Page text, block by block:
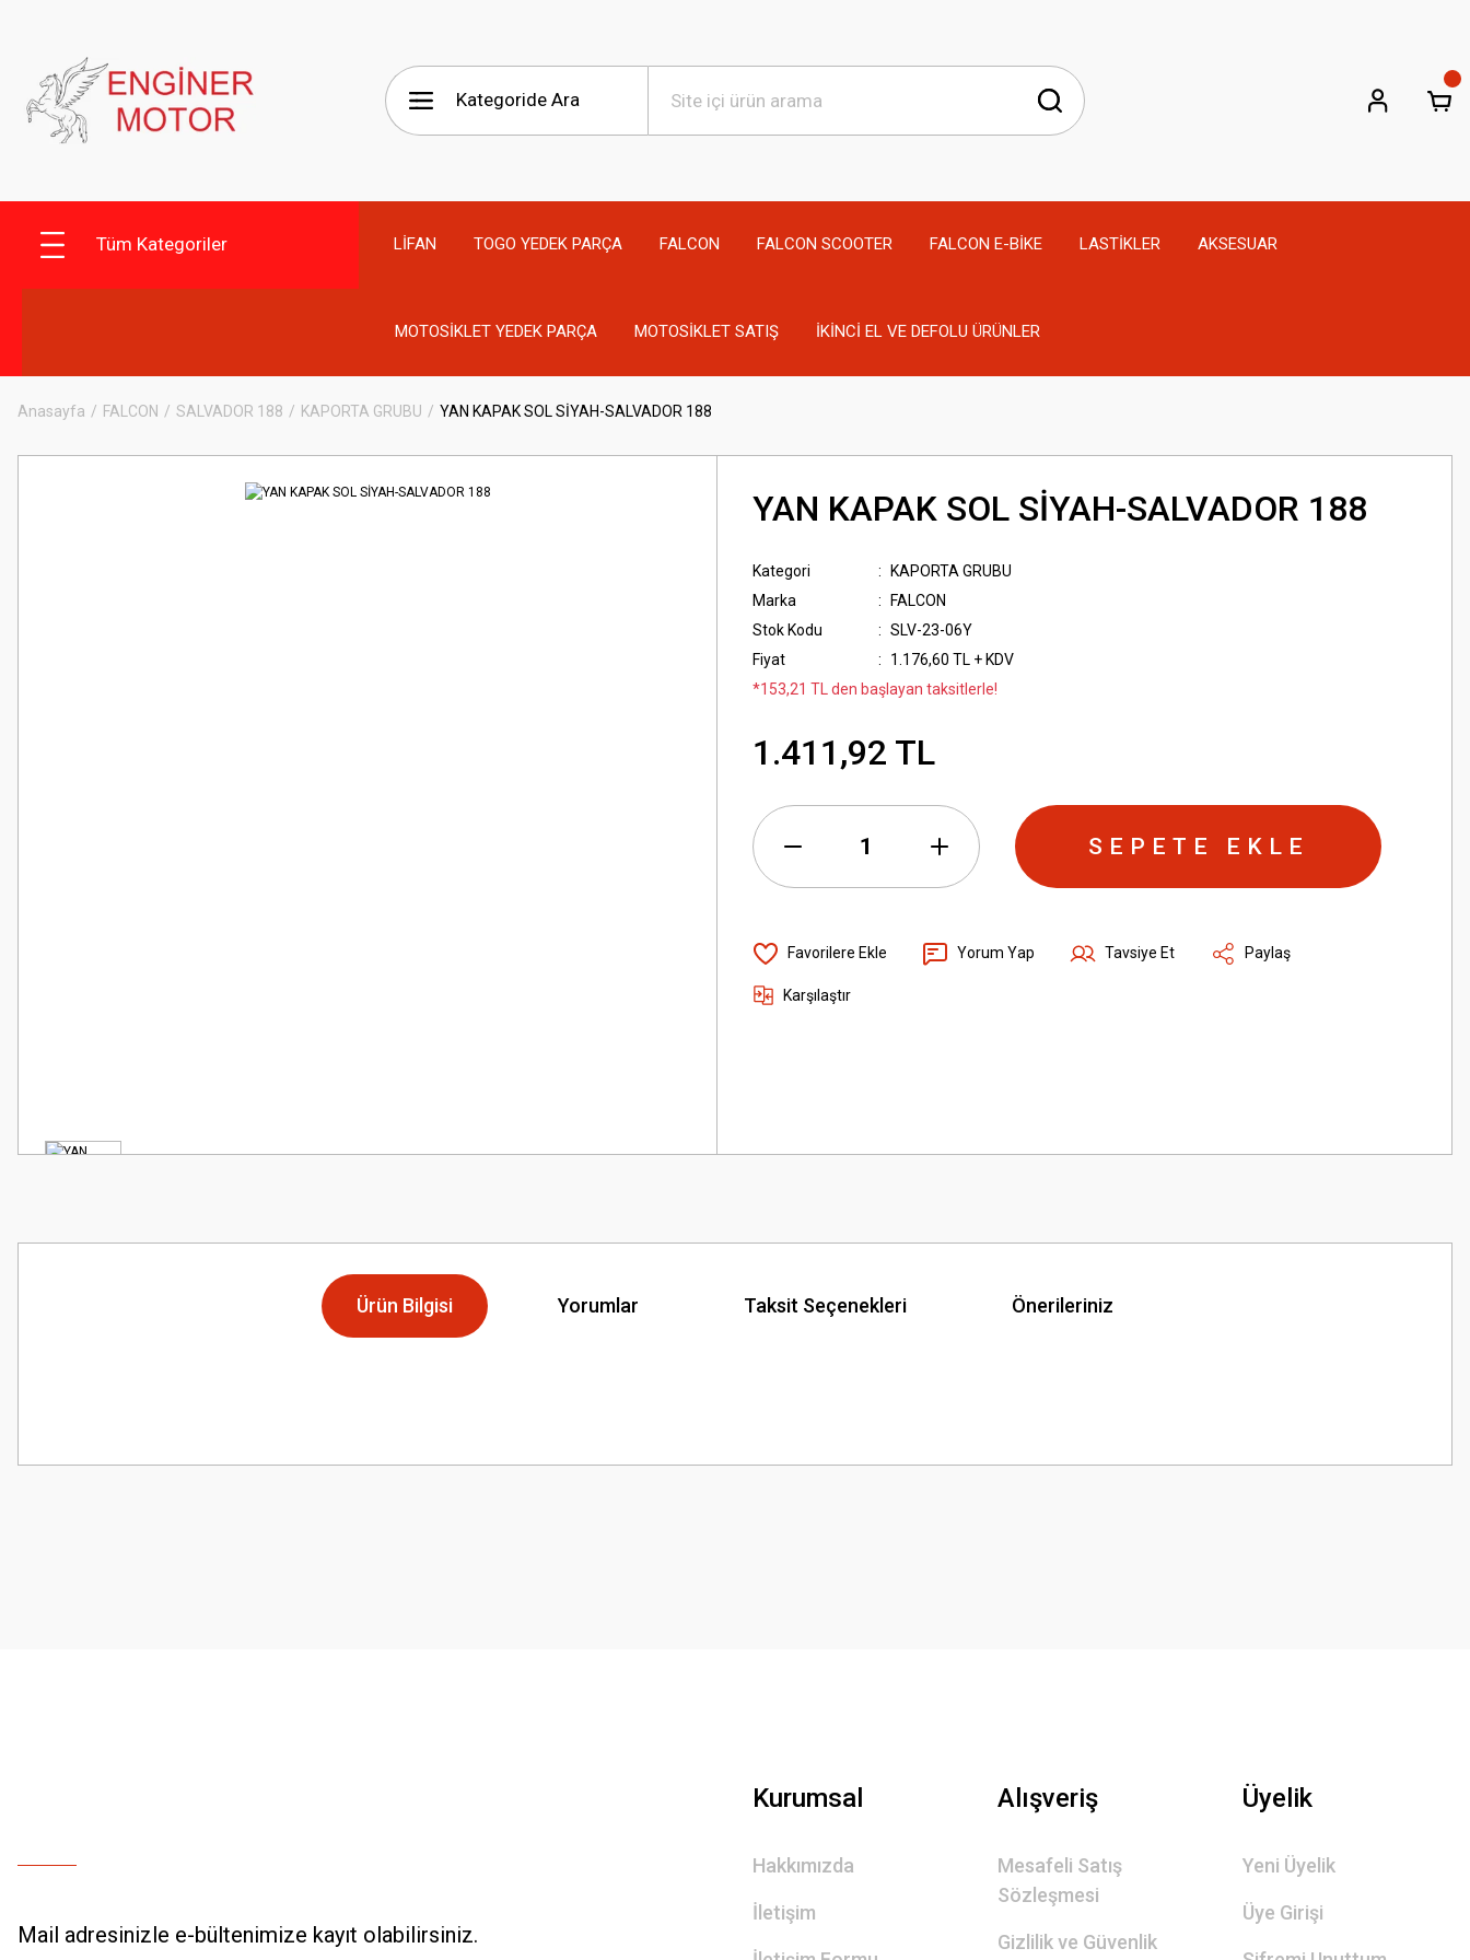
Tüm Kategoriler LİFAN TOGO YEDEK PARÇA FALCON FALCON SCOOTER FALCON E-BİKE LASTİKLER AKSESUAR
MOTOSİKLET YEDEK PARÇA MOTOSİKLET SATIŞ İKİNCİ EL VE DEFOLU ÜRÜNLER
Anasayfa FALCON SALVADOR 188 KAPORTA GRUBU YAN KAPAK SOL SİYAH-SALVADOR 188
YAN KAPAK SOL SİYAH-SALVADOR 188
Kategori
KAPORTA GRUBU
Marka
FALCON
Stok Kodu
SLV-23-06Y
Fiyat
1.176,60 TL + KDV
*153,21 TL den başlayan taksitlerle!
1.411,92 TL
SEPETE EKLE
Yorum Yap Tavsiye Et Paylaş
Karşılaştır
Ürün Bilgisi Yorumlar Taksit Seçenekleri Önerileriniz
Mail adresinizle e-bültenimize kayıt olabilirsiniz.
Kurumsal
Hakkımızda
İletişim
Alışveriş
Mesafeli Satış
Sözleşmesi
Gizlilik ve Güvenlik
Üyelik
Yeni Üyelik
Üye Girişi